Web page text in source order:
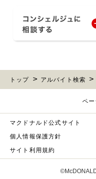
トップ アルバイト検索
ペ
マクドナルド公式サイト
個人情報保護方針
サイト利用規約